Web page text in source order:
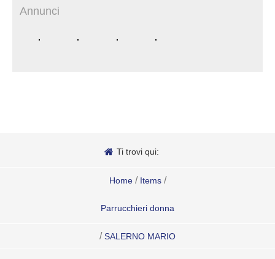
Annunci
Ti trovi qui:
Home / Items /
Parrucchieri donna
/ SALERNO MARIO